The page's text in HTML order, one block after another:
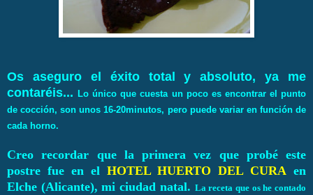
Os aseguro el éxito total y absoluto, ya me
contaréis... Lo único que cuesta un poco es encontrar el punto
de cocción, son unos 16-20minutos, pero puede variar en función de
cada horno.
Creo recordar que la primera vez que probé este
postre fue en el HOTEL HUERTO DEL CURA en
Elche (Alicante), mi ciudad natal. La receta que os he contado